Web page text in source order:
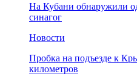
На Кубани обнаружили
синагог
Новости
Пробка на подъезде к
километров